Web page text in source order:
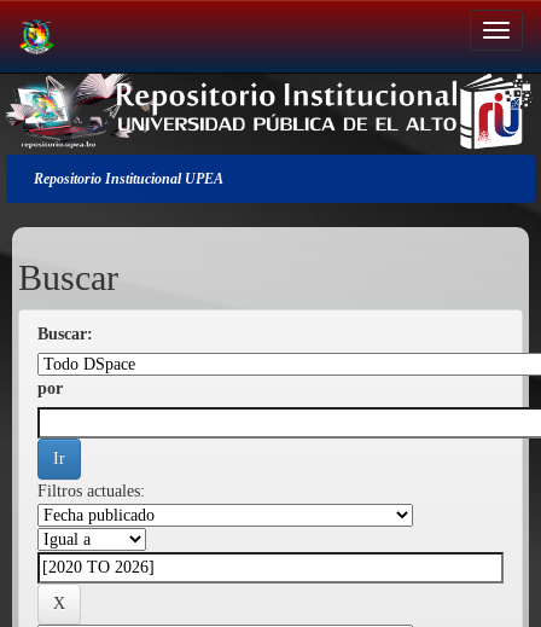
Salir
de
la
navegación
Repositorio Institucional UPEA
Buscar
Buscar:
por
Filtros actuales: